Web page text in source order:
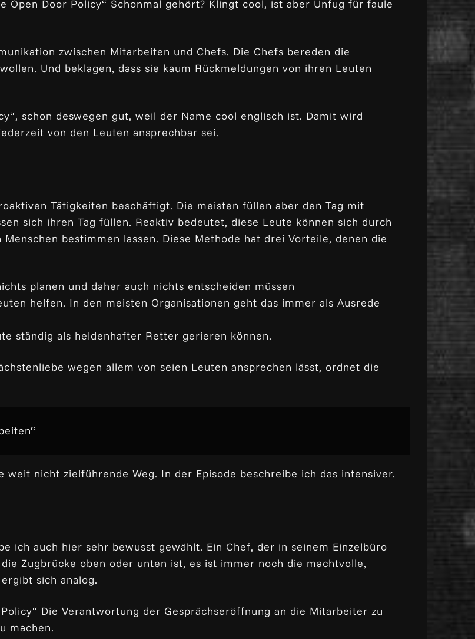
Open Door Policy“ Schonmal gehört? Klingt cool, ist aber Unfug für faule
zwischen Mitarbeiten und Chefs. Die Chefs bereden die
Und beklagen, dass sie kaum Rückmeldungen von ihren Leuten
schon deswegen gut, weil der Name cool englisch ist. Damit wird
von den Leuten ansprechbar sei.
Tätigkeiten beschäftigt. Die meisten füllen aber den Tag mit
sich ihren Tag füllen. Reaktiv bedeutet, diese Leute können sich durch
bestimmen lassen. Diese Methode hat drei Vorteile, denen die
planen und daher auch nichts entscheiden müssen
helfen. In den meisten Organisationen geht das immer als Ausrede
ständig als heldenhafter Retter gerieren können.
wegen allem von seien Leuten ansprechen lässt, ordnet die
nicht zielführende Weg. In der Episode beschreibe ich das intensiver.
ich auch hier sehr bewusst gewählt. Ein Chef, der in seinem Einzelbüro
Zugbrücke oben oder unten ist, es ist immer noch die machtvolle,
sich analog.
Die Verantwortung der Gesprächseröffnung an die Mitarbeiter zu
machen.